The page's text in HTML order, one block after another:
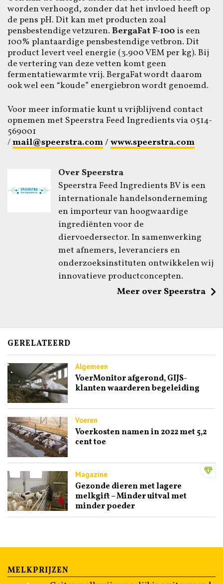
worden verhoogd, zonder dat het invloed heeft op
de pens pH. Dit kan met producten zoal
pensbestendige vetzuren. BergaFat F-100 is een
100% plantaardige pensbestendige vetbron. Dit
product levert veel energie (3.900 VEM per kg). Bij
de vertering van deze vetten komt geen
fermentatiewarmte vrij. BergaFat wordt daarom
ook wel een “koude” energiebron wordt genoemd.
Voor meer informatie kunt u vrijblijvend contact
opnemen met Speerstra Feed Ingredients via 0514-
569001
/mail@speerstra.com/www.speerstra.com
Over Speerstra
Speerstra Feed Ingredients BV is een
internationale handelsonderneming
en importeur van hoogwaardige
ingrediënten voor de
diervoedersector. In samenwerking
met afnemers, leveranciers en
onderzoeksinstituten ontwikkelen wij
innovatieve productconcepten.
Meer over Speerstra
GERELATEERD
Algemeen
VoerMonitor afgerond, GIJS-
klanten waarderen begeleiding
Voeren
Voerkosten namen in 2022 met 5,2
cent toe
Magazine
Gezonde dieren met lagere
melkgift – Minder uitval met
minder poeder
MELKPRIJZEN